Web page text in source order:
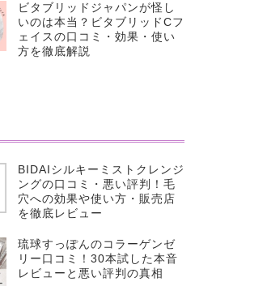
ビタブリッドジャパンが怪し
いのは本当？ビタブリッドCフ
ェイスの口コミ・効果・使い
方を徹底解説
BIDAIシルキーミストクレンジ
ングの口コミ・悪い評判！毛
穴への効果や使い方・販売店
を徹底レビュー
琉球すっぽんのコラーゲンゼ
リー口コミ！30本試した本音
レビューと悪い評判の真相